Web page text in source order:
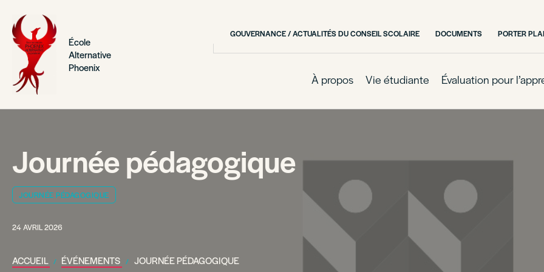
École
Alternative
Phoenix
GOUVERNANCE / ACTUALITÉS DU CONSEIL SCOLAIRE DOCUMENTS PORTER
À propos Vie étudiante Évaluation pour
Journée pédagogique
JOURNÉE PÉDAGOGIQUE
24 AVRIL 2026
ACCUEIL ÉVÉNEMENTS JOURNÉE PÉDAGOGIQUE